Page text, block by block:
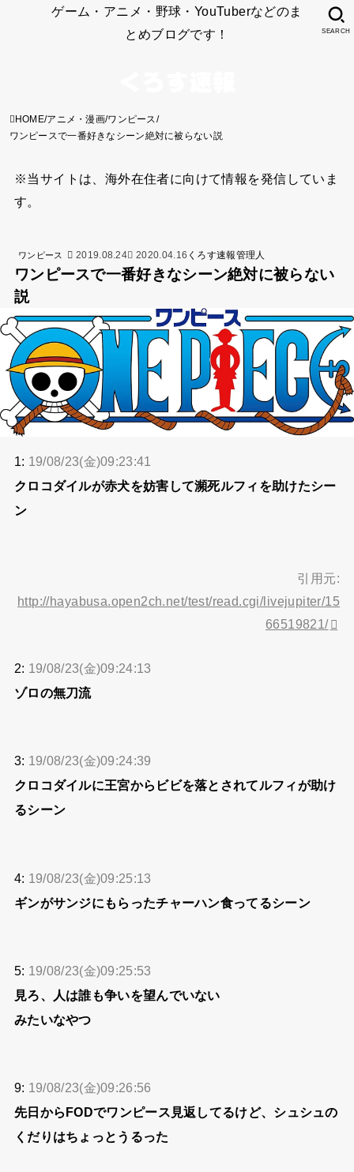
ゲーム・アニメ・野球・YouTuberなどのま
とめブログです！
SEARCH
HOME アニメ・漫画 ワンピース
ワンピースで一番好きなシーン絶対に被らない説
※当サイトは、海外在住者に向けて情報を発信していま
す。
ワンピース 2019.08.24 2020.04.16 くろす速報管理人
ワンピースで一番好きなシーン絶対に被らない
説
1: 19/08/23(金)09:23:41
クロコダイルが赤犬を妨害して瀕死ルフィを助けたシー
ン
引用元:
http://hayabusa.open2ch.net/test/read.cgi/livejupiter/15
66519821/
2: 19/08/23(金)09:24:13
ゾロの無刀流
3: 19/08/23(金)09:24:39
クロコダイルに王宮からビビを落とされてルフィが助け
るシーン
4: 19/08/23(金)09:25:13
ギンがサンジにもらったチャーハン食ってるシーン
5: 19/08/23(金)09:25:53
見ろ、人は誰も争いを望んでいない
みたいなやつ
9: 19/08/23(金)09:26:56
先日からFODでワンピース見返してるけど、シュシュの
くだりはちょっとうるった